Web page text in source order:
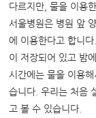
다르지만, 물을 이용
서울병원은 병원 앞
에 이용한다고 합니
이 저장되어 있고 밤
시간에는 물을 이용
습니다. 우리는 처음
고 볼 수 있습니다.